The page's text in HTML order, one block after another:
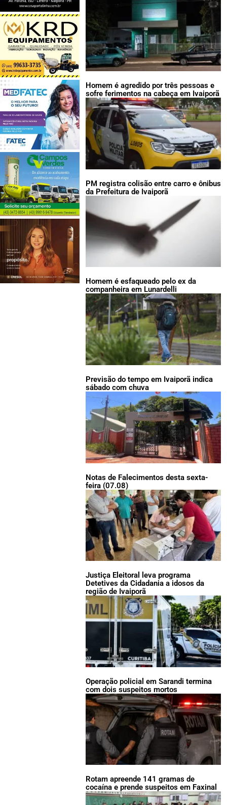
LEIA TAMBÉM:
Homem é agredido por três pessoas e
sofre ferimentos na cabeça em Ivaiporã
PM registra colisão entre carro e ônibus
da Prefeitura de Ivaiporã
Homem é esfaqueado pelo ex da
companheira em Lunardelli
Previsão do tempo em Ivaiporã indica
sábado com chuva
Notas de Falecimentos desta sexta-
feira (07.08)
Justiça Eleitoral leva programa
Detetives da Cidadania a idosos da
região de Ivaiporã
Operação policial em Sarandi termina
com dois suspeitos mortos
Rotam apreende 141 gramas de
cocaína e prende suspeitos em Faxinal